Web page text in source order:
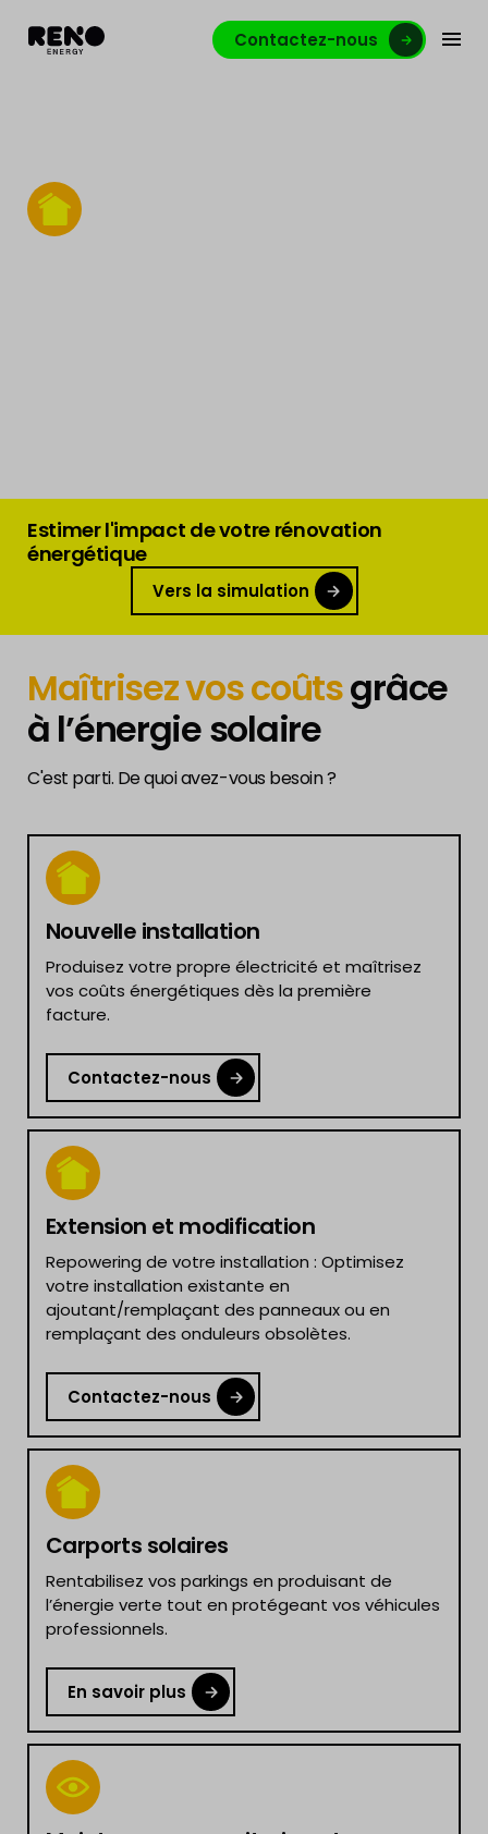
Contactez-nous
Estimer l'impact de votre rénovation
énergétique
Vers la simulation
Maîtrisez vos coûtsgrâce
à l’énergie solaire
C'est parti. De quoi avez-vous besoin ?
Nouvelle installation
Produisez votre propre électricité et maîtrisez
vos coûts énergétiques dès la première
facture.
Contactez-nous
Extension et modification
Repowering de votre installation : Optimisez
votre installation existante en
ajoutant/remplaçant des panneaux ou en
remplaçant des onduleurs obsolètes.
Contactez-nous
Carports solaires
Rentabilisez vos parkings en produisant de
l’énergie verte tout en protégeant vos véhicules
professionnels.
En savoir plus